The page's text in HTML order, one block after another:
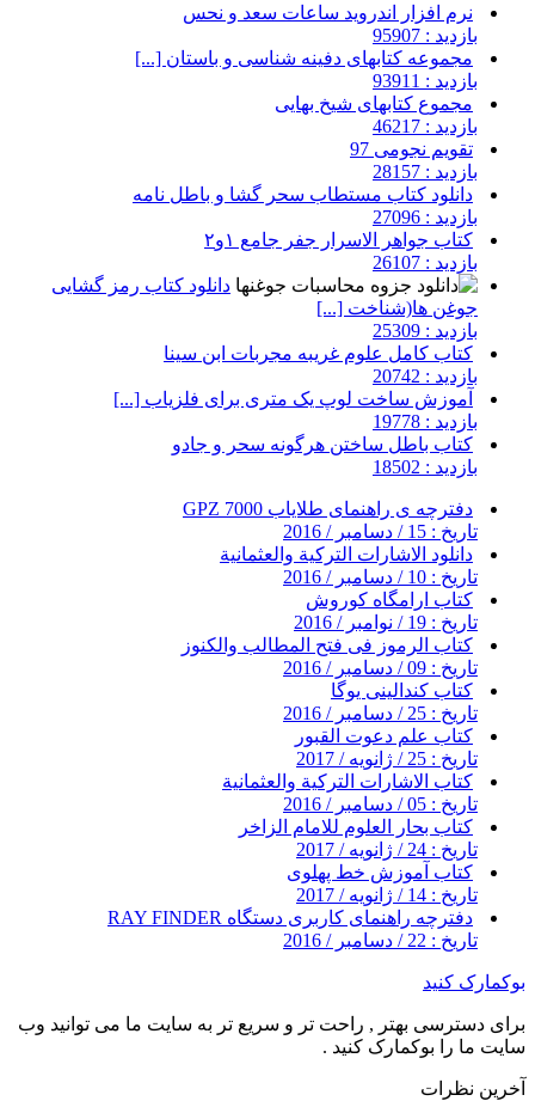
نرم افزار اندروید ساعات سعد و نحس
بازدید : 95907
مجموعه کتابهای دفینه شناسی و باستان [...]
بازدید : 93911
مجموع کتابهای شیخ بهایی
بازدید : 46217
تقویم نجومی 97
بازدید : 28157
دانلود کتاب مستطاب سحر گشا و باطل نامه
بازدید : 27096
کتاب جواهر الاسرار جفر جامع ۱و۲
بازدید : 26107
دانلود کتاب رمز گشایی
جوغن ها(شناخت [...]
بازدید : 25309
کتاب کامل علوم غریبه مجربات ابن سینا
بازدید : 20742
آموزش ساخت لوپ یک متری برای فلزیاب [...]
بازدید : 19778
کتاب باطل ساختن هرگونه سحر و جادو
بازدید : 18502
دفترچه ی راهنمای طلایاب 7000 GPZ
تاریخ : 15 / دسامبر / 2016
دانلود الاشارات التركية والعثمانية
تاریخ : 10 / دسامبر / 2016
کتاب ارامگاه کوروش
تاریخ : 19 / نوامبر / 2016
کتاب الرموز فى فتح المطالب والكنوز
تاریخ : 09 / دسامبر / 2016
کتاب کندالینی یوگا
تاریخ : 25 / دسامبر / 2016
کتاب علم دعوت القبور
تاریخ : 25 / ژانویه / 2017
كتاب الاشارات التركية والعثمانية
تاریخ : 05 / دسامبر / 2016
کتاب بحار العلوم للامام الزاخر
تاریخ : 24 / ژانویه / 2017
کتاب آموزش خط پهلوی
تاریخ : 14 / ژانویه / 2017
دفترچه راهنمای کاربری دستگاه RAY FINDER
تاریخ : 22 / دسامبر / 2016
بوکمارک کنید
برای دسترسی بهتر , راحت تر و سریع تر به سایت ما می توانید وب
سایت ما را بوکمارک کنید .
آخرین نظرات